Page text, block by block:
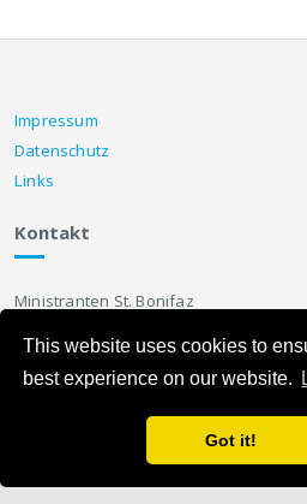
This website uses cookies to
best experience on our website.
Got it!
Impressum
Datenschutz
Links
Kontakt
Ministranten St. Bonifaz
concrete5CMS.